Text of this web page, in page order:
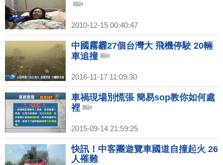
2010-12-15 00:40:47
中國霧霾27個台灣大 飛機停駛 20輛
車追撞
2016-11-17 11:09:30
車禍現場別慌張 簡易sop教你如何處
裡
2015-09-14 21:59:25
快訊！中客團遊覽車國道自撞起火 26
人罹難